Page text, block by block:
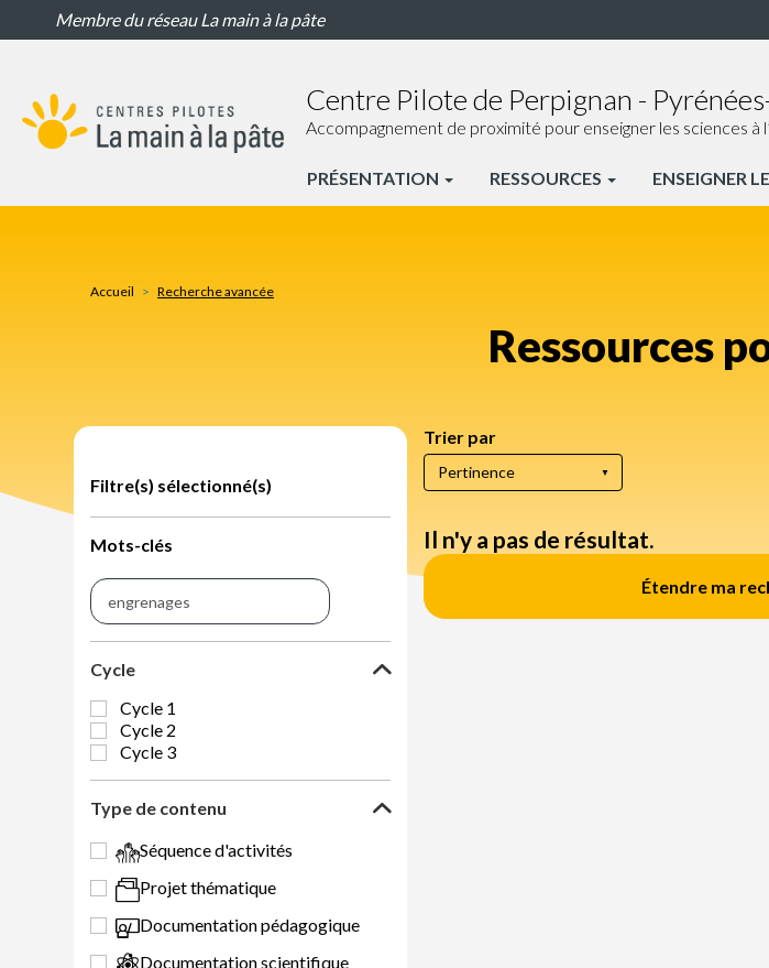
RessourcesMembre du réseau La main à la pâte
Centre Pilote de Perpignan -
Accompagnement de proximité pour enseigner les sciences à
CP
PRÉSENTATION RESSOURCES ENSEIGNER
Accueil Recherche avancée
Ressources
Filtre(s) sélectionné(s)
Mots-clés
Cycle
Cycle 1
Cycle 2
Cycle 3
Type de contenu
Séquence d'activités
Projet thématique
Documentation pédagogique
Documentation scientifique
Trier par
Il n'y a pas de résultat.
Étendre ma